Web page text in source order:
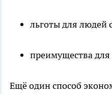
льготы для людей
преимущества
Ещё один способ